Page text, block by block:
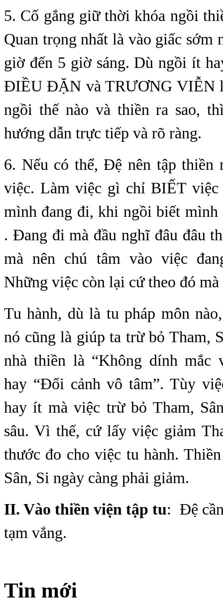
5. Cố gắng giữ thời khóa ngồi
Quan trọng nhất là vào giấc sớm
giờ đến 5 giờ sáng. Dù ngồi ít
ĐIỀU ĐẶN và TRƯƠNG VIỄN
ngồi thế nào và thiền ra sao,
hướng dẫn trực tiếp và rõ ràng.
6. Nếu có thể, Đệ nên tập thiền
việc. Làm việc gì chỉ BIẾT
mình đang đi, khi ngồi biết
. Đang đi mà đầu nghĩ đâu đâu
mà nên chú tâm vào việc
Những việc còn lại cứ theo đó
Tu hành, dù là tu pháp môn
nó cũng là giúp ta trừ bỏ Tham,
nhà thiền là “Không dính mắc
hay “Đối cảnh vô tâm”. Tùy
hay ít mà việc trừ bỏ Tham,
sâu. Vì thế, cứ lấy việc giảm
thước đo cho việc tu hành.
Sân, Si ngày càng phải giảm.
II. Vào thiền viện tập tu: Đệ
tạm vắng.
Tin mới